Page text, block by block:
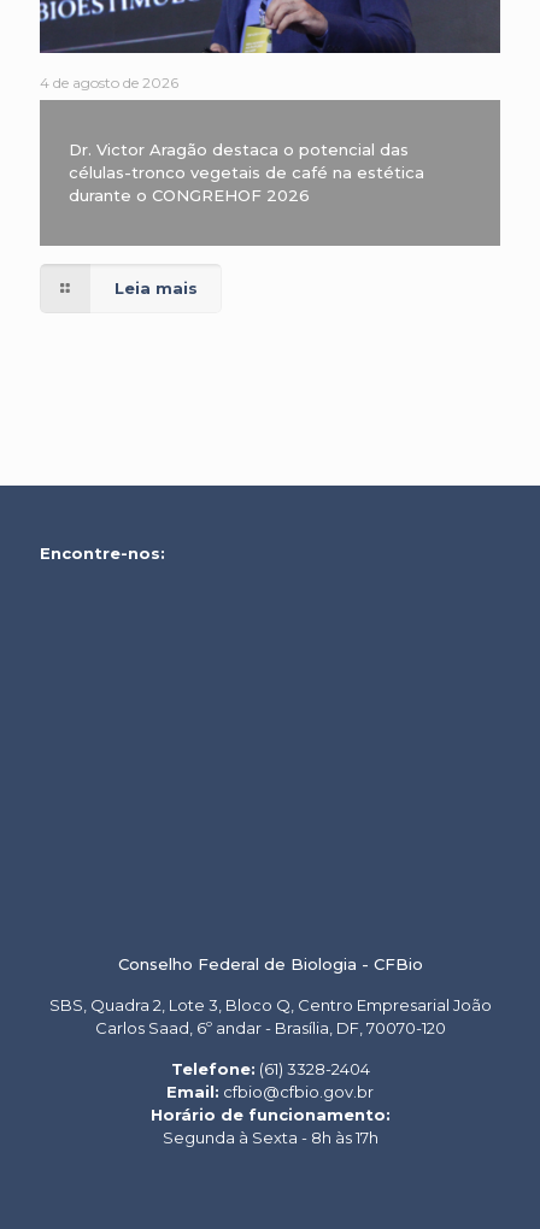
4 de agosto de 2026
Dr. Victor Aragão destaca o potencial das
células-tronco vegetais de café na estética
durante o CONGREHOF 2026
Leia mais
Encontre-nos:
Conselho Federal de Biologia - CFBio
SBS, Quadra 2, Lote 3, Bloco Q, Centro Empresarial João
Carlos Saad, 6º andar - Brasília, DF, 70070-120
Telefone: (61) 3328-2404
Email: cfbio@cfbio.gov.br
Horário de funcionamento:
Segunda à Sexta - 8h às 17h